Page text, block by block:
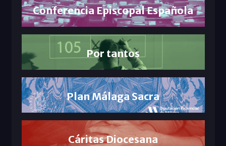
Conferencia Episcopal Española
Por tantos
Plan Málaga Sacra
Cáritas Diocesana